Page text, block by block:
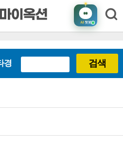
AI챗봇
경 검색